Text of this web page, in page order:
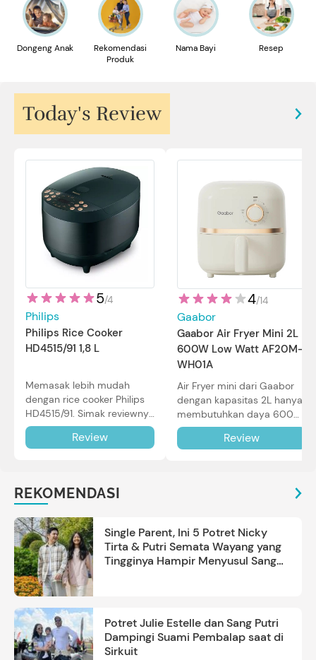
Dongeng Anak
Rekomendasi
Produk
Nama Bayi Resep
Today's Review
5/4
Philips
Philips Rice Cooker
HD4515/91 1,8 L
Memasak lebih mudah
dengan rice cooker Philips
HD4515/91. Simak reviewnya
di sini.
Review
4/14
Gaabor
Gaabor Air Fryer Mini 2L
600W Low Watt AF20M-
WH01A
Air Fryer mini dari Gaabor
dengan kapasitas 2L hanya
membutuhkan daya 600W
dalam pemakaian. Simak
review selengkapnya di sini.
Review
REKOMENDASI
Single Parent, Ini 5 Potret Nicky
Tirta & Putri Semata Wayang yang
Tingginya Hampir Menyusul Sang
Potret Julie Estelle dan Sang Putri
Dampingi Suami Pembalap saat di
Sirkuit